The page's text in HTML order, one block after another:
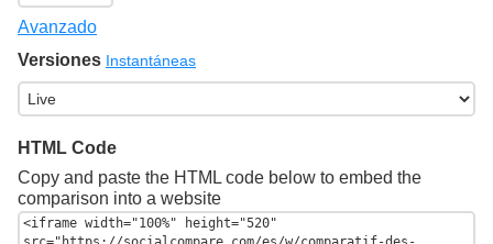
Avanzado
Versiones Instantáneas
HTML Code
Copy and paste the HTML code below to embed the
comparison into a website